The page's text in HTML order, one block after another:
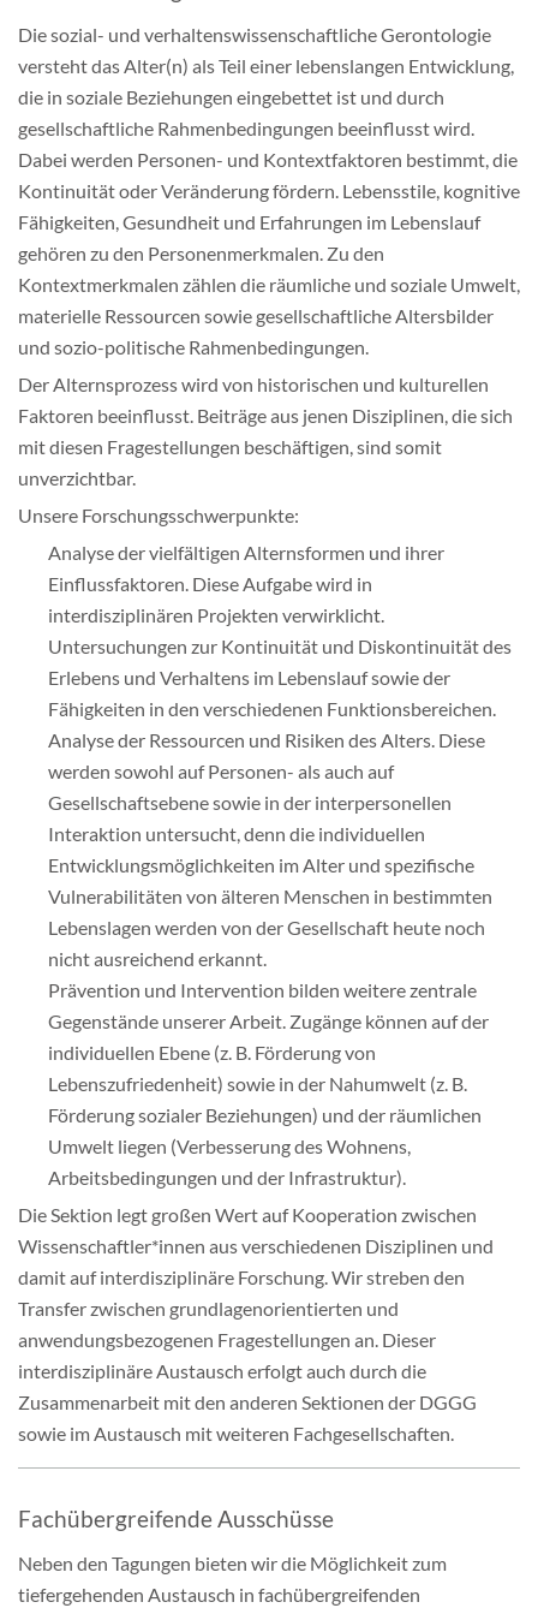
Mitgliedschaft & Spenden
Publikationen
Die sozial- und verhaltenswissenschaftliche Gerontologie
versteht das Alter(n) als Teil einer lebenslangen Entwicklung,
die in soziale Beziehungen eingebettet ist und durch
gesellschaftliche Rahmenbedingungen beeinflusst wird.
Dabei werden Personen- und Kontextfaktoren bestimmt, die
Kontinuität oder Veränderung fördern. Lebensstile, kognitive
Fähigkeiten, Gesundheit und Erfahrungen im Lebenslauf
gehören zu den Personenmerkmalen. Zu den
Kontextmerkmalen zählen die räumliche und soziale Umwelt,
materielle Ressourcen sowie gesellschaftliche Altersbilder
und sozio-politische Rahmenbedingungen.
Der Alternsprozess wird von historischen und kulturellen
Faktoren beeinflusst. Beiträge aus jenen Disziplinen, die sich
mit diesen Fragestellungen beschäftigen, sind somit
unverzichtbar.
Unsere Forschungsschwerpunkte:
Analyse der vielfältigen Alternsformen und ihrer
Einflussfaktoren. Diese Aufgabe wird in
interdisziplinären Projekten verwirklicht.
Untersuchungen zur Kontinuität und Diskontinuität des
Erlebens und Verhaltens im Lebenslauf sowie der
Fähigkeiten in den verschiedenen Funktionsbereichen.
Analyse der Ressourcen und Risiken des Alters. Diese
werden sowohl auf Personen- als auch auf
Gesellschaftsebene sowie in der interpersonellen
Interaktion untersucht, denn die individuellen
Entwicklungsmöglichkeiten im Alter und spezifische
Vulnerabilitäten von älteren Menschen in bestimmten
Lebenslagen werden von der Gesellschaft heute noch
nicht ausreichend erkannt.
Prävention und Intervention bilden weitere zentrale
Gegenstände unserer Arbeit. Zugänge können auf der
individuellen Ebene (z. B. Förderung von
Lebenszufriedenheit) sowie in der Nahumwelt (z. B.
Förderung sozialer Beziehungen) und der räumlichen
Umwelt liegen (Verbesserung des Wohnens,
Arbeitsbedingungen und der Infrastruktur).
Die Sektion legt großen Wert auf Kooperation zwischen
Wissenschaftler*innen aus verschiedenen Disziplinen und
damit auf interdisziplinäre Forschung. Wir streben den
Transfer zwischen grundlagenorientierten und
anwendungsbezogenen Fragestellungen an. Dieser
interdisziplinäre Austausch erfolgt auch durch die
Zusammenarbeit mit den anderen Sektionen der DGGG
sowie im Austausch mit weiteren Fachgesellschaften.
Fachübergreifende Ausschüsse
Neben den Tagungen bieten wir die Möglichkeit zum
tiefergehenden Austausch in fachübergreifenden